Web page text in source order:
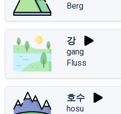
Berg
강
gang
Fluss
호수
hosu